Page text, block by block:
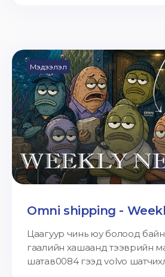
Мэдээлэл
Omni shipping -
Цаагуур чинь юу болоод
гаалийн хашаанд тээврийн
шатав0084 гээд volvo